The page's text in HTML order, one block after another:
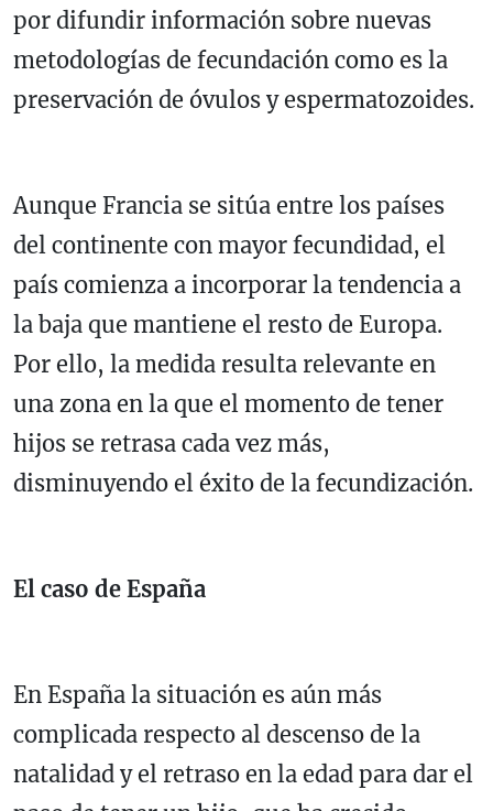
por difundir información sobre nuevas
metodologías de fecundación como es la
preservación de óvulos y espermatozoides.
Aunque Francia se sitúa entre los países
del continente con mayor fecundidad, el
país comienza a incorporar la tendencia a
la baja que mantiene el resto de Europa.
Por ello, la medida resulta relevante en
una zona en la que el momento de tener
hijos se retrasa cada vez más,
disminuyendo el éxito de la fecundización.
El caso de España
En España la situación es aún más
complicada respecto al descenso de la
natalidad y el retraso en la edad para dar el